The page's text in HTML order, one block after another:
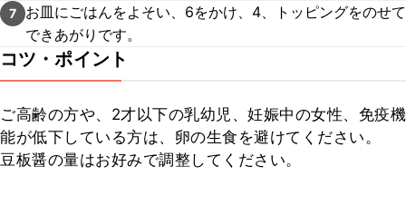
7
お皿にごはんをよそい、6をかけ、4、トッピングをのせて
できあがりです。
コツ・ポイント
ご高齢の方や、2才以下の乳幼児、妊娠中の女性、免疫機
能が低下している方は、卵の生食を避けてください。
豆板醤の量はお好みで調整してください。